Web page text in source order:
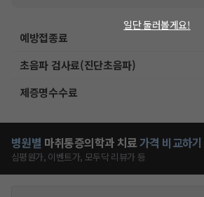
예방접종료
초음파 검사료(진단초음파)
제증명수수료
병원별 마취통증의학과 치료가격 비교하기
심평원가, 이벤트가, 모두닥 리뷰가 등
일단 둘러볼게요!